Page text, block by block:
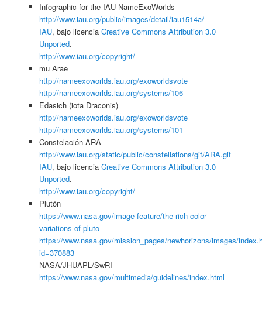
Infographic for the IAU NameExoWorlds
http://www.iau.org/public/images/detail/iau1514a/
IAU, bajo licencia Creative Commons Attribution 3.0
Unported.
http://www.iau.org/copyright/
mu Arae
http://nameexoworlds.iau.org/exoworldsvote
http://nameexoworlds.iau.org/systems/106
Edasich (iota Draconis)
http://nameexoworlds.iau.org/exoworldsvote
http://nameexoworlds.iau.org/systems/101
Constelación ARA
http://www.iau.org/static/public/constellations/gif/ARA.gif
IAU, bajo licencia Creative Commons Attribution 3.0
Unported.
http://www.iau.org/copyright/
Plutón
https://www.nasa.gov/image-feature/the-rich-color-
variations-of-pluto
https://www.nasa.gov/mission_pages/newhorizons/images/
id=370883
NASA/JHUAPL/SwRI
https://www.nasa.gov/multimedia/guidelines/index.html